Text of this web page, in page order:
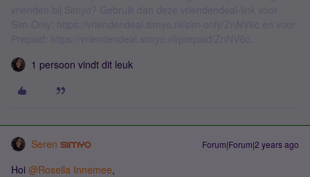
1 persoon vindt dit leuk
Seren Forum|Forum|2 years ago
Hoi @Rosella Innemee,